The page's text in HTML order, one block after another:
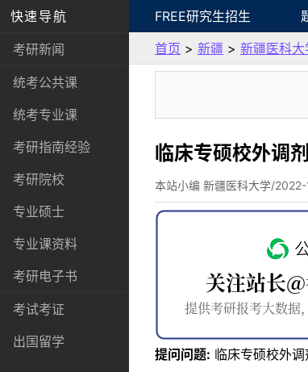
快速导航
考研新闻
统考公共课
统考专业课
考研指南经验
考研院校
专业硕士
专业课资料
考研电子书
考试考证
出国留学
FREE研究生招生
首页 > 新疆 > 新疆医科大
临床专硕校外调
本站小编 新疆医科大学/
提问问题: 临床专硕校外调